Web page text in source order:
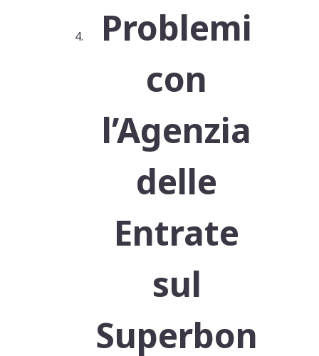
Problemi
con
l’Agenzia
delle
Entrate
sul
Superbon